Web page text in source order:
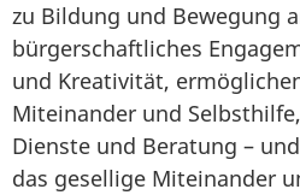
zu Bildung und Bewegung
bürgerschaftliches
und Kreativität,
Miteinander und
Dienste und Beratung –
das gesellige Miteinander